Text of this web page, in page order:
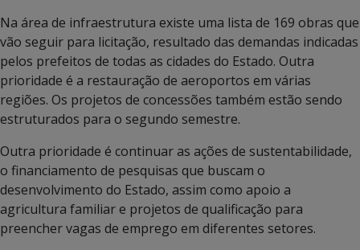
Na área de infraestrutura existe uma lista de 169 obras que
vão seguir para licitação, resultado das demandas indicadas
pelos prefeitos de todas as cidades do Estado. Outra
prioridade é a restauração de aeroportos em várias
regiões. Os projetos de concessões também estão sendo
estruturados para o segundo semestre.
Outra prioridade é continuar as ações de sustentabilidade,
o financiamento de pesquisas que buscam o
desenvolvimento do Estado, assim como apoio a
agricultura familiar e projetos de qualificação para
preencher vagas de emprego em diferentes setores.